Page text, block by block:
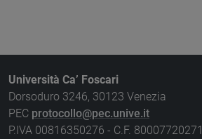
Università Ca’ Foscari
Dorsoduro 3246, 30123 Venezia
PEC protocollo@pec.unive.it
P.IVA 00816350276 - C.F. 80007720271